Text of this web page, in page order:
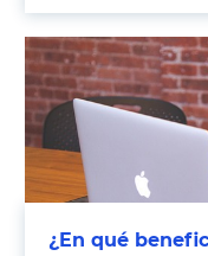
¿En qué